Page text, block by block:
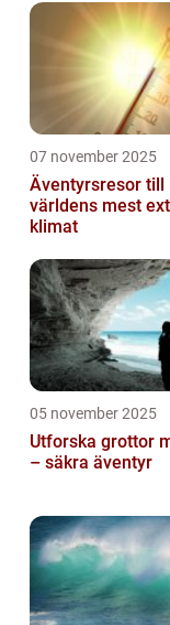
07 november 2025
Äventyrsresor till
världens mest
klimat
05 november 2025
Utforska grottor
– säkra äventyr